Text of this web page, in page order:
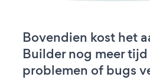
Bovendien kost het
Builder nog meer
problemen of bugs